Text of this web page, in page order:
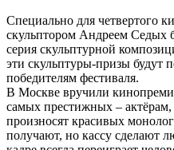
Специально для четвертого
скульптором Андреем Седых
серия скульптурной
эти скульптуры-призы будут
победителям фестиваля.
В Москве вручили
самых престижных –
произносят красивых
получают, но кассу сделают